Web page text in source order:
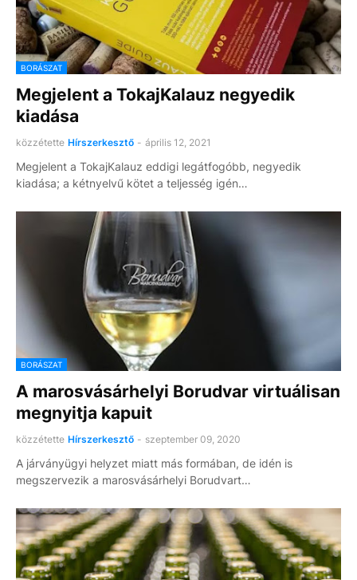
BORÁSZAT
Megjelent a TokajKalauz negyedik
kiadása
közzétette Hírszerkesztő - április 12, 2021
Megjelent a TokajKalauz eddigi legátfogóbb, negyedik
kiadása; a kétnyelvű kötet a teljesség igén…
BORÁSZAT
A marosvásárhelyi Borudvar virtuálisan
megnyitja kapuit
közzétette Hírszerkesztő - szeptember 09, 2020
A járványügyi helyzet miatt más formában, de idén is
megszervezik a marosvásárhelyi Borudvart…